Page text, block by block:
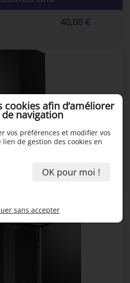
40,00 €
cookies afin d’améliorer
navigation
vos préférences et modifier vos
de gestion des cookies en
OK pour moi !
sans accepter